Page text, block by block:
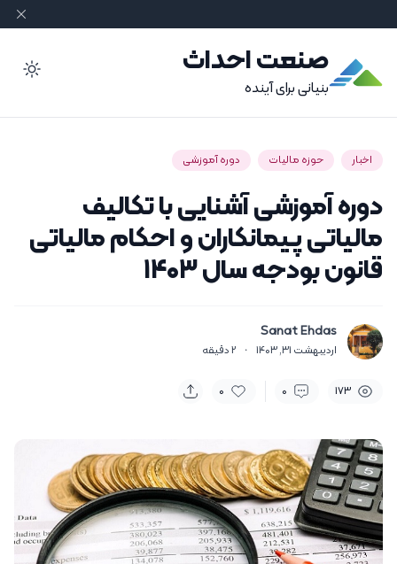
صنعت احداث
بنیانی برای آینده
اخبار حوزه مالیات دوره آموزشی
دوره آموزشی آشنایی با تکالیف
مالیاتی پیمانکاران و احکام مالیاتی
قانون بودجه سال ۱۴۰۳
Sanat Ehdas
اردیبهشت 31, 1403 ·
2دقیقه
173
0
0